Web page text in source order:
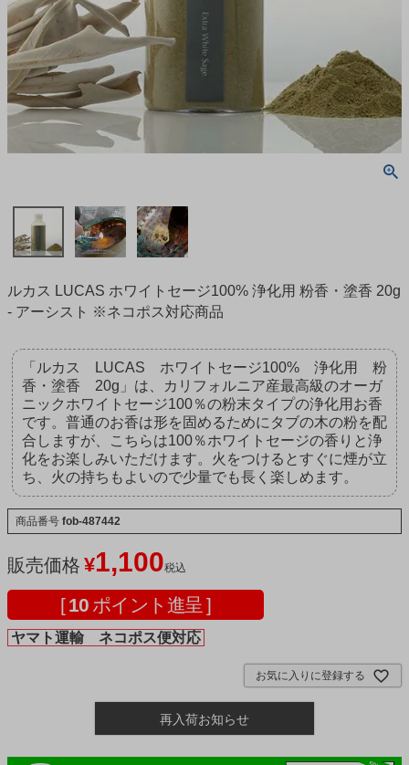
ルカス LUCAS ホワイトセージ100% 浄化用 粉香・塗香 20g
- アーシスト ※ネコポス対応商品
「ルカス LUCAS ホワイトセージ100% 浄化用 粉
香・塗香 20g」は、カリフォルニア産最高級のオーガ
ニックホワイトセージ100％の粉末タイプの浄化用お香
です。普通のお香は形を固めるためにタブの木の粉を配
合しますが、こちらは100％ホワイトセージの香りと浄
化をお楽しみいただけます。火をつけるとすぐに煙が立
ち、火の持ちもよいので少量でも長く楽しめます。
商品番号 fob-487442
販売価格 ¥1,100税込
[ 10 ポイント進呈 ]
ヤマト運輸 ネコポス便対応
お気に入りに登録する
再入荷お知らせ